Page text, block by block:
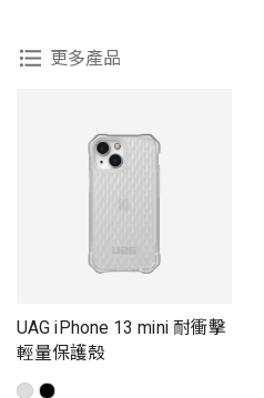
更多產品
UAG iPhone 13 mini 耐衝擊
輕量保護殼